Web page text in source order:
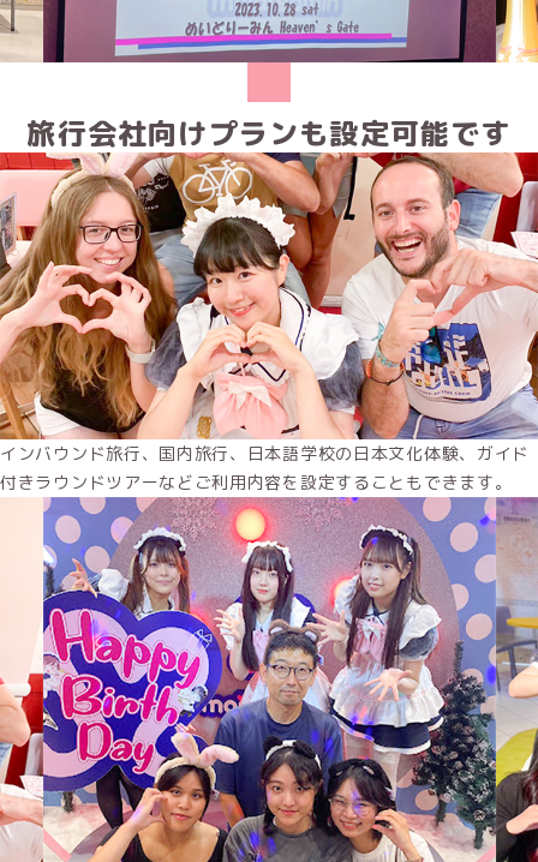
旅行会社向けプランも設定可能です
インバウンド旅行、国内旅行、日本語学校の日本文化体験、ガイド
付きラウンドツアーなどご利用内容を設定することもできます。